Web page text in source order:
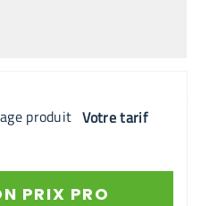
Votre tarif
PRIX PRO